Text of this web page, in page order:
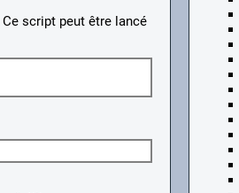
Ce script peut être lancé